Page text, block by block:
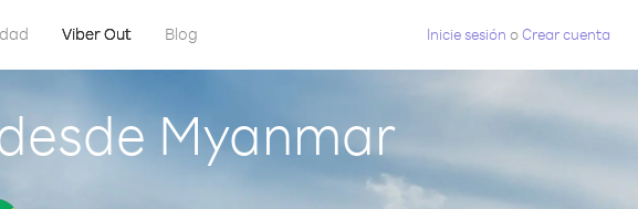
Viber Out Blog Inicie sesión oCrear cuenta
Myanmar